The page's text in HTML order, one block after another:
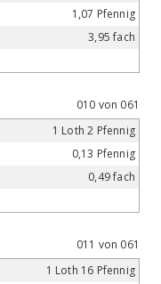
1,07 Pfennig
3,95 fach
010 von 061
1 Loth 2 Pfennig
0,13 Pfennig
0,49 fach
011 von 061
1 Loth 16 Pfennig